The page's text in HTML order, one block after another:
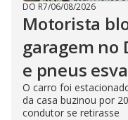
DO R7/06/08/2026
Motorista
garagem no
e pneus
O carro foi
da casa buzinou por
condutor se retirasse